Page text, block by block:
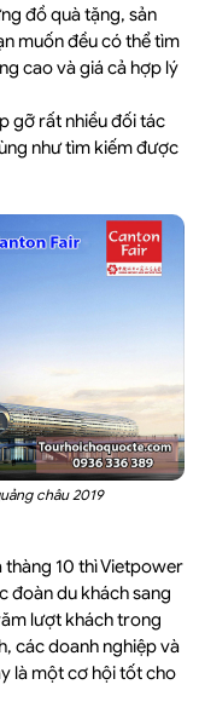
đồ quà tặng, sản
muốn đều có thể tìm
cao và giá cả hợp lý
gỡ rất nhiều đối tác
như tìm kiếm được
châu 2019
thàng 10 thì Vietpower
đoàn du khách sang
lượt khách trong
các doanh nghiệp và
là một cơ hội tốt cho